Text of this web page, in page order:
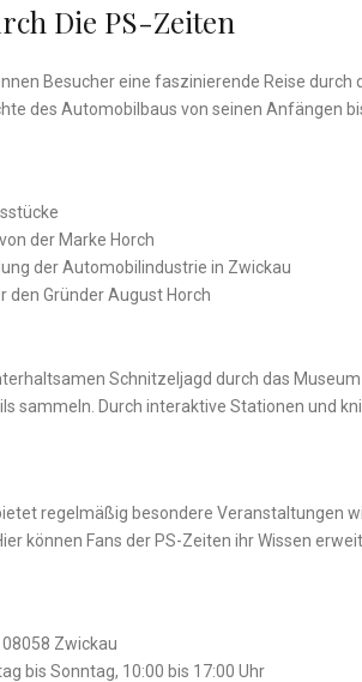
Die PS-Zeiten
Besucher ​eine faszinierende Reise
des⁢ Automobilbaus ‍von seinen Anfängen
‍der Marke ‍Horch
der‌ Automobilindustrie in Zwickau
den Gründer⁢ August Horch
‍Schnitzeljagd durch das
sammeln. Durch interaktive Stationen und
⁢regelmäßig besondere Veranstaltungen
können ‌Fans der PS-Zeiten ihr Wissen
Zwickau
bis Sonntag, 10:00 bis 17:00 Uhr